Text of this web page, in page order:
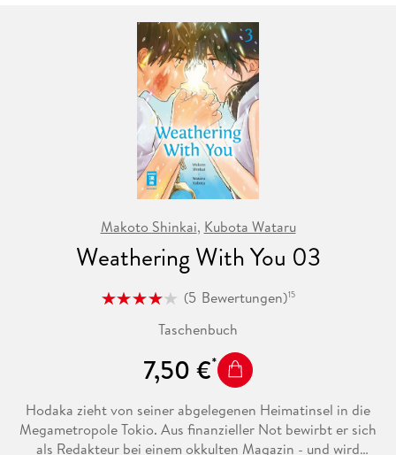
Makoto Shinkai, Kubota Wataru
Weathering With You 03
(5 Bewertungen)15
Taschenbuch
7,50 €
Hodaka zieht von seiner abgelegenen Heimatinsel in die
Megametropole Tokio. Aus finanzieller Not bewirbt er sich
als Redakteur bei einem okkulten Magazin - und wird